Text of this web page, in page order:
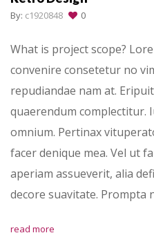
By: c1920848 0
What is project scope?
convenire consetetur no
repudiandae nam at.
quaerendum complectitur.
omnium. Pertinax
facer denique mea. Vel ut
aperiam assueverit, alia
decore suavitate. Prompta
read more